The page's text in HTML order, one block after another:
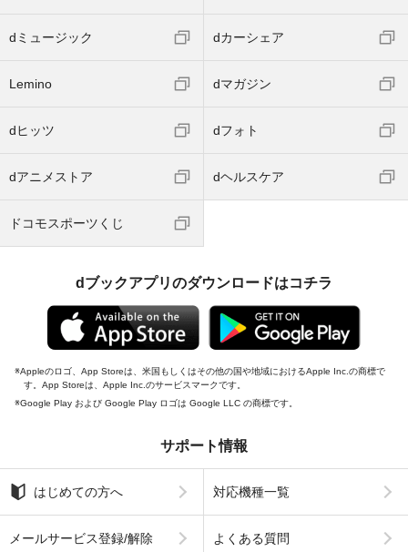
dミュージック dカーシェア
Lemino dマガジン
dヒッツ dフォト
dアニメストア dヘルスケア
ドコモスポーツくじ
dブックアプリのダウンロードはコチラ
Appleのロゴ、App Storeは、米国もしくはその他の国や地域におけるApple Inc.の商標で
す。App Storeは、Apple Inc.のサービスマークです。
Google Play および Google Play ロゴは Google LLC の商標です。
サポート情報
はじめての方へ 対応機種一覧
メールサービス登録/解除 よくある質問